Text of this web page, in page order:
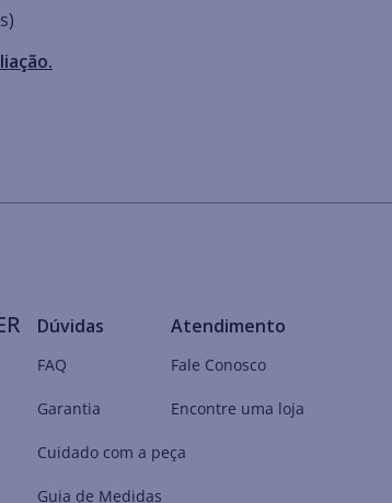
Dúvidas
FAQ
Garantia
Cuidado com a peça
Guia de Medidas
Atendimento
Fale Conosco
Encontre uma loja